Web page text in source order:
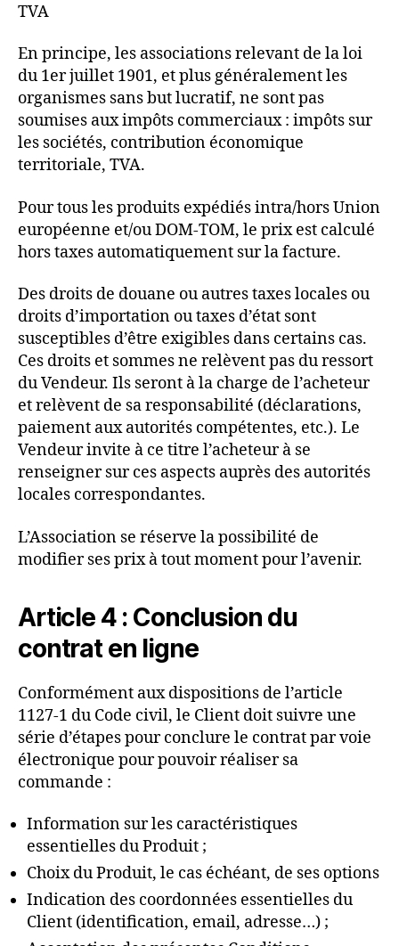
TVA
En principe, les associations relevant de la loi
du 1er juillet 1901, et plus généralement les
organismes sans but lucratif, ne sont pas
soumises aux impôts commerciaux : impôts sur
les sociétés, contribution économique
territoriale, TVA.
Pour tous les produits expédiés intra/hors Union
européenne et/ou DOM-TOM, le prix est calculé
hors taxes automatiquement sur la facture.
Des droits de douane ou autres taxes locales ou
droits d’importation ou taxes d’état sont
susceptibles d’être exigibles dans certains cas.
Ces droits et sommes ne relèvent pas du ressort
du Vendeur. Ils seront à la charge de l’acheteur
et relèvent de sa responsabilité (déclarations,
paiement aux autorités compétentes, etc.). Le
Vendeur invite à ce titre l’acheteur à se
renseigner sur ces aspects auprès des autorités
locales correspondantes.
L’Association se réserve la possibilité de
modifier ses prix à tout moment pour l’avenir.
Article 4 : Conclusion du
contrat en ligne
Conformément aux dispositions de l’article
1127-1 du Code civil, le Client doit suivre une
série d’étapes pour conclure le contrat par voie
électronique pour pouvoir réaliser sa
commande :
Information sur les caractéristiques
essentielles du Produit ;
Choix du Produit, le cas échéant, de ses options
Indication des coordonnées essentielles du
Client (identification, email, adresse…) ;